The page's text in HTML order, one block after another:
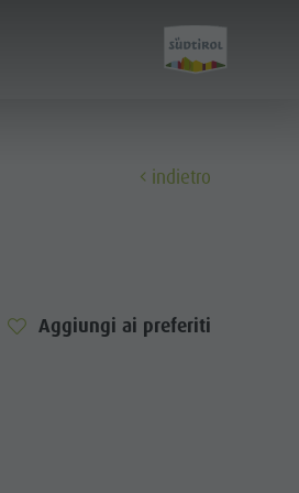
indietro
Aggiungi ai preferiti